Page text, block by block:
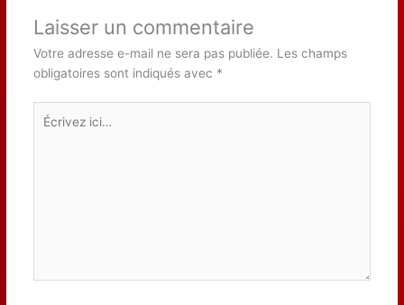
Laisser un commentaire
Votre adresse e-mail ne sera pas publiée. Les champs
obligatoires sont indiqués avec *
Écrivez
ici…